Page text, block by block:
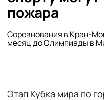
пожара
Соревнования в Кран-
месяц до Олимпиады в
Этап Кубка мира по